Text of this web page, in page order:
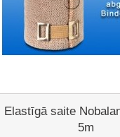
Elastīgā saite
5m